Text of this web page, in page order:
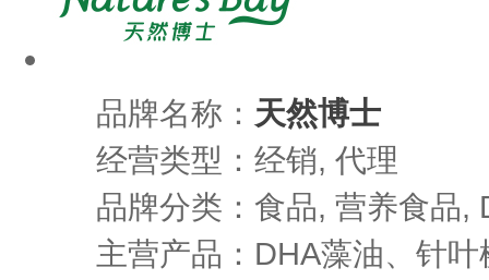
品牌名称： 天然博士
经营类型：经销, 代理
品牌分类：食品, 营养食品,
主营产品：DHA藻油、针